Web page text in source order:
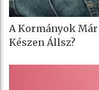
A Kormányok
Készen Állsz?